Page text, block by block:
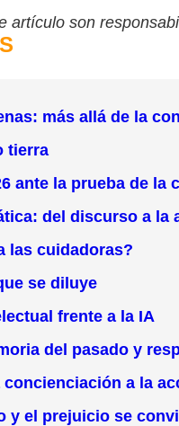
artículo son
más allá de la
tierra
ante la prueba de la
del discurso a la
las cuidadoras?
se diluye
frente a la IA
del pasado y
a la
y el prejuicio se